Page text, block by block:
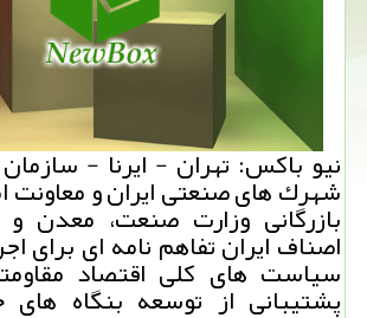
نیو باكس: تهران - ایرنا -
شهرك های صنعتی ایران و معاونت
بازرگانی وزارت صنعت، معدن و
اصناف ایران تفاهم نامه ای برای­
سیاست های كلی اقتصاد
پشتیبانی از توسعه بنگاه